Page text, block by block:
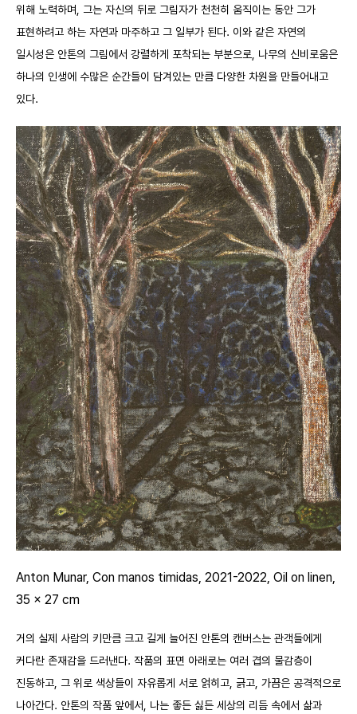
위해 노력하며, 그는 자신의 뒤로 그림자가 천천히 움직이는 동안 그가
표현하려고 하는 자연과 마주하고 그 일부가 된다. 이와 같은 자연의
일시성은 안톤의 그림에서 강렬하게 포착되는 부분으로, 나무의 신비로움은
하나의 인생에 수많은 순간들이 담겨있는 만큼 다양한 차원을 만들어내고
있다.
Anton Munar, Con manos timidas, 2021-2022, Oil on linen,
35 x 27 cm
거의 실제 사람의 키만큼 크고 길게 늘어진 안톤의 캔버스는 관객들에게
커다란 존재감을 드러낸다. 작품의 표면 아래로는 여러 겹의 물감층이
진동하고, 그 위로 색상들이 자유롭게 서로 얽히고, 긁고, 가끔은 공격적으로
나아간다. 안톤의 작품 앞에서, 나는 좋든 싫든 세상의 리듬 속에서 삶과